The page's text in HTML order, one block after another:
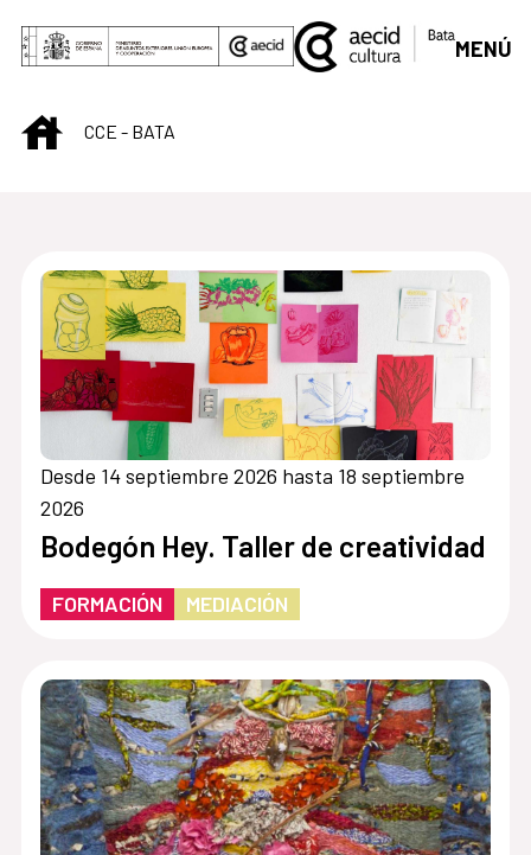
Saltar al contenido principal
MENÚ
INICIOCCE - BATA
Desde 14 septiembre 2026 hasta 18 septiembre
2026
Bodegón Hey. Taller de creatividad
FORMACIÓN MEDIACIÓN